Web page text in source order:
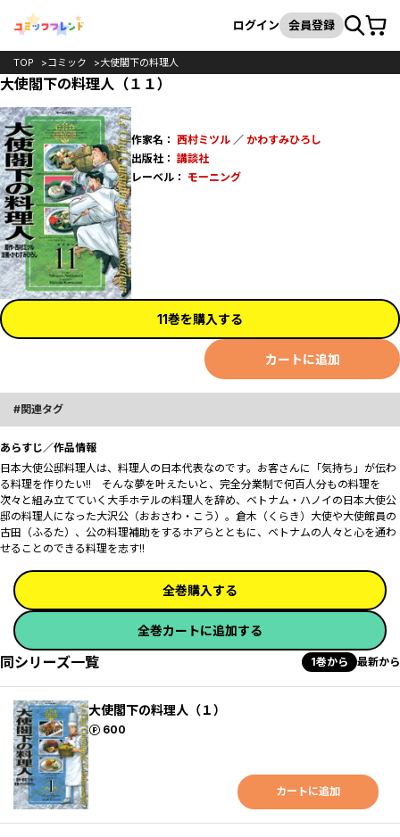
検索
ログイン 会員登録カート
TOP コミック 大使閣下の料理人
大使閣下の料理人（１１）
作家名： 西村ミツル／ かわすみひろし
出版社： 講談社
レーベル： モーニング
11巻を購入する
カートに追加
関連タグ
あらすじ／作品情報
日本大使公邸料理人は、料理人の日本代表なのです――。お客さんに「気持ち」が伝わ
る料理を作りたい!! そんな夢を叶えたいと、完全分業制で何百人分もの料理を
次々と組み立てていく大手ホテルの料理人を辞め、ベトナム・ハノイの日本大使公
邸の料理人になった大沢公（おおさわ・こう）。倉木（くらき）大使や大使館員の
古田（ふるた）、公の料理補助をするホアらとともに、ベトナムの人々と心を通わ
せることのできる料理を志す!!
全巻購入する
全巻カートに追加する
同シリーズ一覧 1巻から 最新から
大使閣下の料理人（１）
600
ポイント
カートに追加